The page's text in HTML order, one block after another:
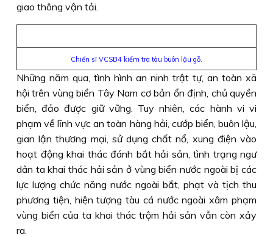
giao thông vận tải.
Chiến sĩ VCSB4 kiểm tra tàu buôn lậu gỗ.
Những năm qua, tình hình an ninh trật tự, an toàn xã
hội trên vùng biển Tây Nam cơ bản ổn định, chủ quyền
biển, đảo được giữ vững. Tuy nhiên, các hành vi vi
phạm về lĩnh vực an toàn hàng hải, cướp biển, buôn lậu,
gian lận thương mại, sử dụng chất nổ, xung điện vào
hoạt động khai thác đánh bắt hải sản, tình trạng ngư
dân ta khai thác hải sản ở vùng biển nước ngoài bị các
lực lượng chức năng nước ngoài bắt, phạt và tịch thu
phương tiện, hiện tượng tàu cá nước ngoài xâm phạm
vùng biển của ta khai thác trộm hải sản vẫn còn xảy
ra.